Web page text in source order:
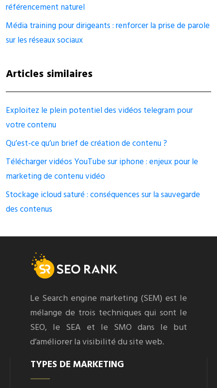
référencement naturel
Média training pour dirigeants : renforcer la prise de parole
sur les réseaux sociaux
Articles similaires
Exploitez le plein potentiel des vidéos telegram pour
votre contenu
Qu’est-ce qu’un brief de création de contenu ?
Télécharger vidéos YouTube sur iphone : enjeux pour le
marketing de contenu vidéo
Stockage icloud saturé : conséquences sur la sauvegarde
des contenus
Le Search engine marketing (SEM) est le
mélange de trois techniques qui sont le
SEO, le SEA et le SMO dans le but
d’améliorer la visibilité du site web.
TYPES DE MARKETING